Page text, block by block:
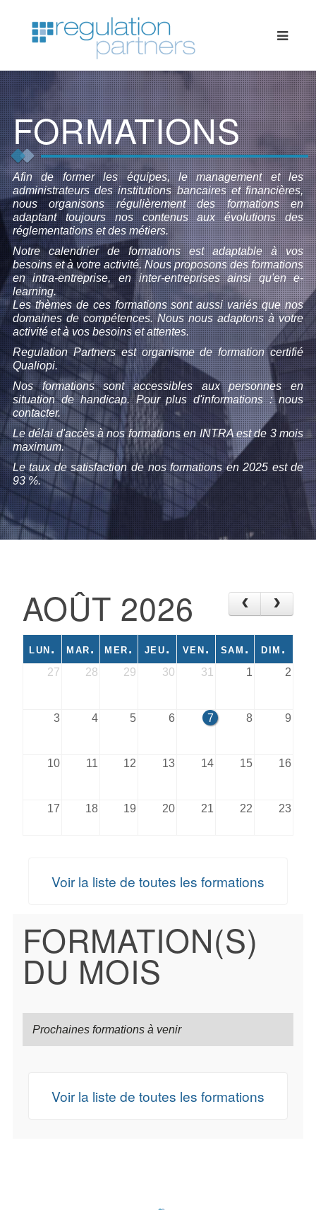
FORMATIONS
Afin de former les équipes, le management et les
administrateurs des institutions bancaires et financières,
nous organisons régulièrement des formations en
adaptant toujours nos contenus aux évolutions des
réglementations et des métiers.
Notre calendrier de formations est adaptable à vos
besoins et à votre activité. Nous proposons des formations
en intra-entreprise, en inter-entreprises ainsi qu'en e-
learning.
Les thèmes de ces formations sont aussi variés que nos
domaines de compétences. Nous nous adaptons à votre
activité et à vos besoins et attentes.
Regulation Partners est organisme de formation certifié
Qualiopi.
Nos formations sont accessibles aux personnes en
situation de handicap. Pour plus d'informations : nous
contacter.
Le délai d'accès à nos formations en INTRA est de 3 mois
maximum.
Le taux de satisfaction de nos formations en 2025 est de
93 %.
AOÛT 2026
lun. mar. mer. jeu. ven. sam. dim.
27 28 29 30 31 1 2
3 4 5 6 7 8 9
10 11 12 13 14 15 16
17 18 19 20 21 22 23
Voir la liste de toutes les formations
FORMATION(S)
DU MOIS
Prochaines formations à venir
Voir la liste de toutes les formations